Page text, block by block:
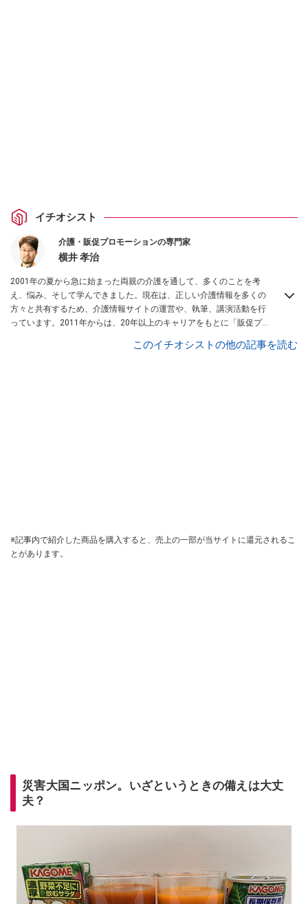
イチオシスト
介護・販促プロモーションの専門家
横井 孝治
2001年の夏から急に始まった両親の介護を通して、多くのことを考
え、悩み、そして学んできました。現在は、正しい介護情報を多くの
方々と共有するため、介護情報サイトの運営や、執筆、講演活動を行
っています。2011年からは、20年以上のキャリアをもとに「販促プ
このイチオシストの他の記事を読む
※記事内で紹介した商品を購入すると、売上の一部が当サイトに還元されるこ
とがあります。
災害大国ニッポン。いざというときの備えは大丈
夫？